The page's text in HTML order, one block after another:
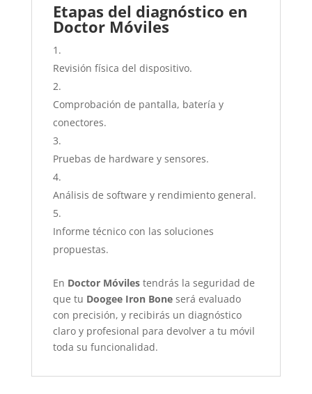
Etapas del diagnóstico en
Doctor Móviles
Revisión física del dispositivo.
Comprobación de pantalla, batería y
conectores.
Pruebas de hardware y sensores.
Análisis de software y rendimiento general.
Informe técnico con las soluciones
propuestas.
En Doctor Móvilestendrás la seguridad de
que tu Doogee Iron Boneserá evaluado
con precisión, y recibirás un diagnóstico
claro y profesional para devolver a tu móvil
toda su funcionalidad.